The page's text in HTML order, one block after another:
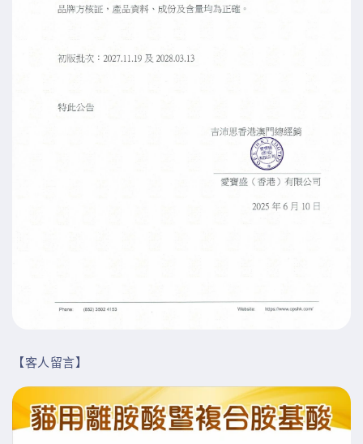
【客人留言】